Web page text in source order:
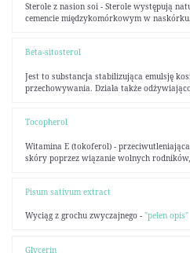
Sterole z nasion soi - Sterole występują
cemencie międzykomórkowym w
Beta-sitosterol
Jest to substancja stabilizująca emulsję
przechowywania. Działa także
Tocopherol
Witamina E (tokoferol) -
skóry poprzez wiązanie wolnych
Pisum sativum extract
Wyciąg z grochu zwyczajnego - "pełen opis"
Glycerin